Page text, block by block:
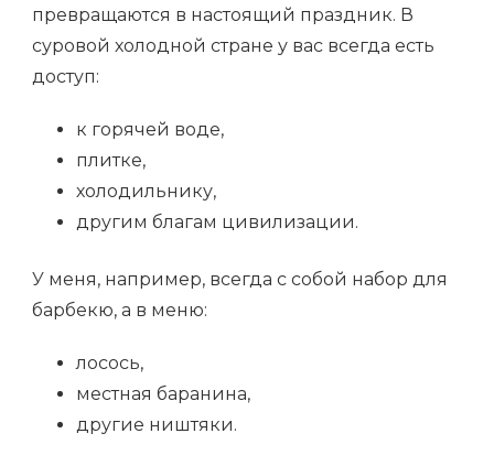
превращаются в настоящий праздник. В
суровой холодной стране у вас всегда есть
доступ:
к горячей воде,
плитке,
холодильнику,
другим благам цивилизации.
У меня, например, всегда с собой набор для
барбекю, а в меню:
лосось,
местная баранина,
другие ништяки.